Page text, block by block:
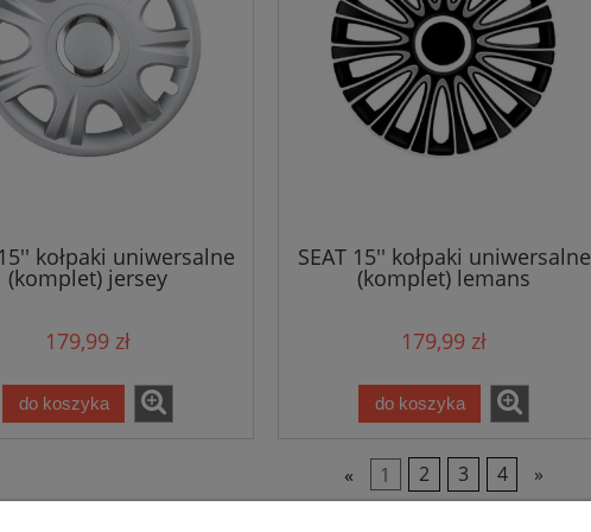
kołpaki uniwersalne
(komplet) jersey
179,99 zł
do koszyka
SEAT 15'' kołpaki uniwersalne
(komplet) lemans
179,99 zł
do koszyka
« 1 2 3 4 »